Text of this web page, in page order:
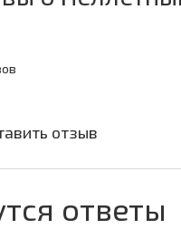
отзыв
ответы